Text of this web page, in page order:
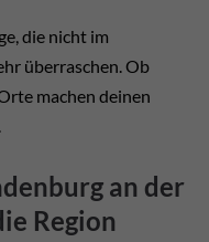
die nicht im
überraschen. Ob
machen deinen
an der
Region